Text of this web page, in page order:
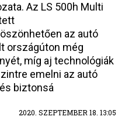
Az LS 500h Multi
az autó
országúton még
míg aj technológiák
emelni az autó
biztonsá
2020. SZEPTEMBER 18. 13:05